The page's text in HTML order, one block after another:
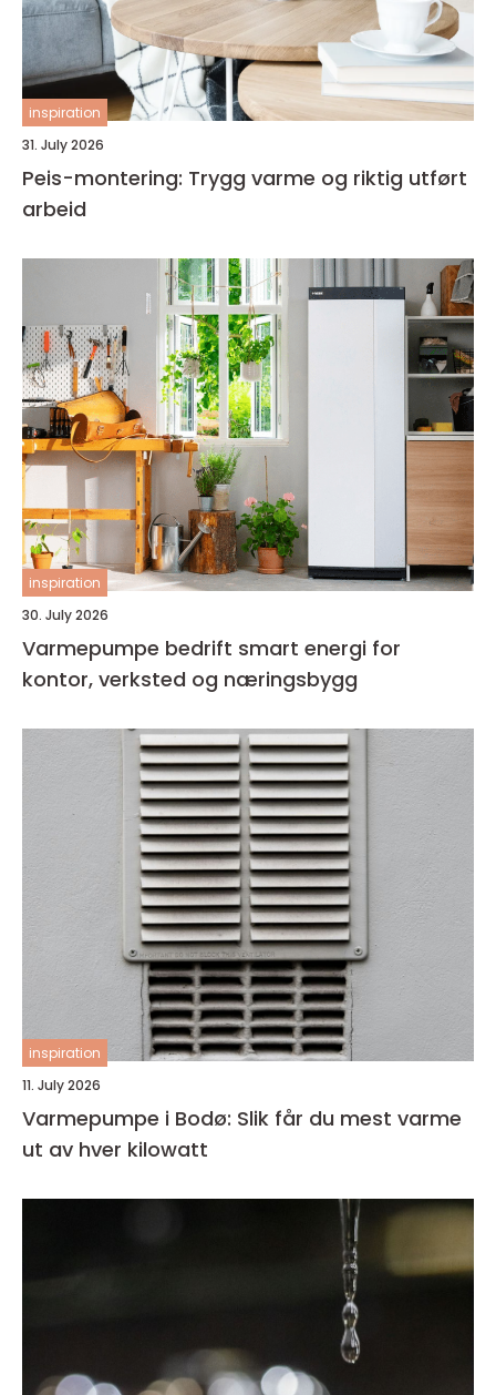
inspiration
31. July 2026
Peis-montering: Trygg varme og riktig utført
arbeid
inspiration
30. July 2026
Varmepumpe bedrift smart energi for
kontor, verksted og næringsbygg
inspiration
11. July 2026
Varmepumpe i Bodø: Slik får du mest varme
ut av hver kilowatt